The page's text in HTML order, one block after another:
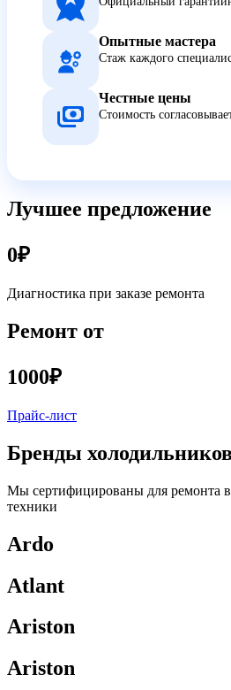
Опытные мастера
Стаж каждого
Честные цены
Стоимость
Лучшее предложение
0₽
Диагностика при заказе ремонта
Ремонт от
1000₽
Прайс-лист
Бренды
Мы сертифицированы для ремонта
техники
Ardo
Atlant
Ariston
Ariston